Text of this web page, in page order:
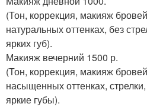
(Тон, коррекция, макияж
натуральных оттенках, без
ярких губ).
Макияж вечерний 1500 р.
(Тон, коррекция, макияж
насыщенных оттенках,
яркие губы).